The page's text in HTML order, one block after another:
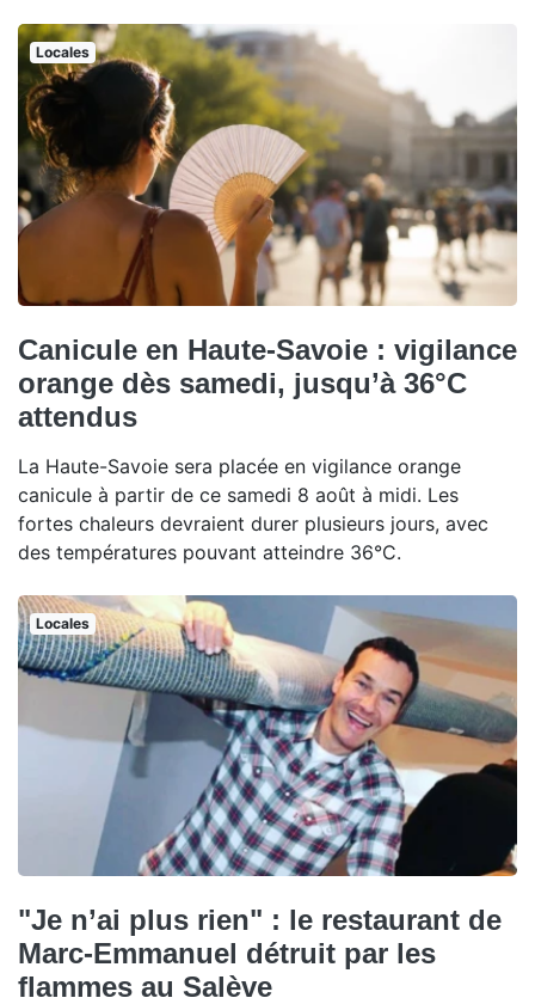
Locales
Canicule en Haute-Savoie : vigilance
orange dès samedi, jusqu’à 36°C
attendus
La Haute-Savoie sera placée en vigilance orange
canicule à partir de ce samedi 8 août à midi. Les
fortes chaleurs devraient durer plusieurs jours, avec
des températures pouvant atteindre 36°C.
Locales
"Je n’ai plus rien" : le restaurant de
Marc-Emmanuel détruit par les
flammes au Salève